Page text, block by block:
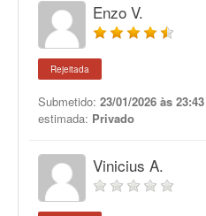
Enzo V.
Rejeitada
Submetido: 23/01/2026 às 23:43
estimada: Privado
Vinicius A.